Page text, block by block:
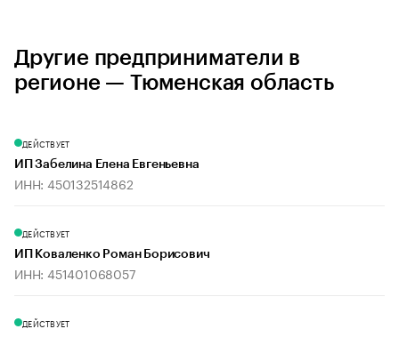
Другие предприниматели в
регионе — Тюменская область
ДЕЙСТВУЕТ
ИП Забелина Елена Евгеньевна
ИНН: 450132514862
ДЕЙСТВУЕТ
ИП Коваленко Роман Борисович
ИНН: 451401068057
ДЕЙСТВУЕТ